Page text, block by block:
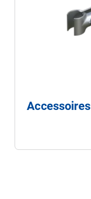
Accessoires